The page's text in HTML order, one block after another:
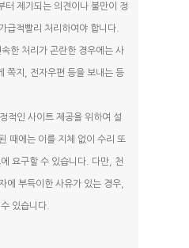
제기되는 의견이나 불만이 정
급적빨리 처리하여야 합니다.
한 처리가 곤란한 경우에는 사
쪽지, 전자우편 등을 보내는 등
적인 사이트 제공을 위하여 설
때에는 이를 지체 없이 수리 또
요구할 수 있습니다. 다만, 천
에 부득이한 사유가 있는 경우,
있습니다.